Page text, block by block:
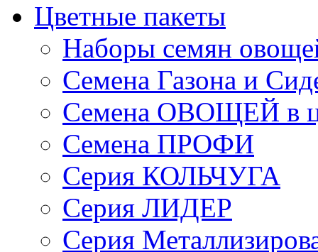
Цветные пакеты
Наборы семян
Семена Газона и
Семена ОВОЩЕЙ в
Семена ПРОФИ
Серия КОЛЬЧУГА
Серия ЛИДЕР
Серия